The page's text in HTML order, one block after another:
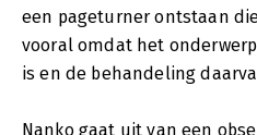
een pageturner ontstaan
vooral omdat het
is en de behandeling
Nanko gaat uit van een